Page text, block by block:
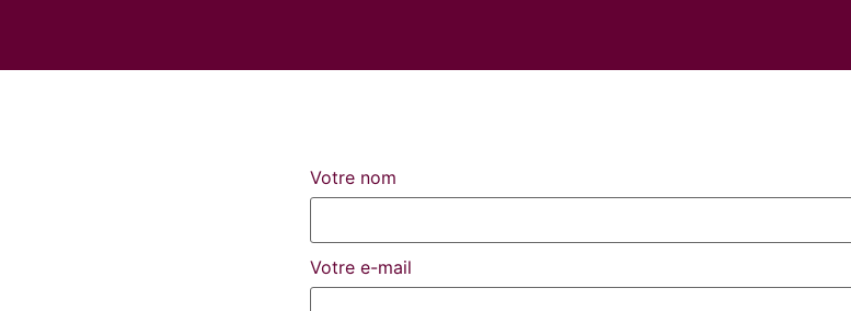
Votre nom
Votre e-mail